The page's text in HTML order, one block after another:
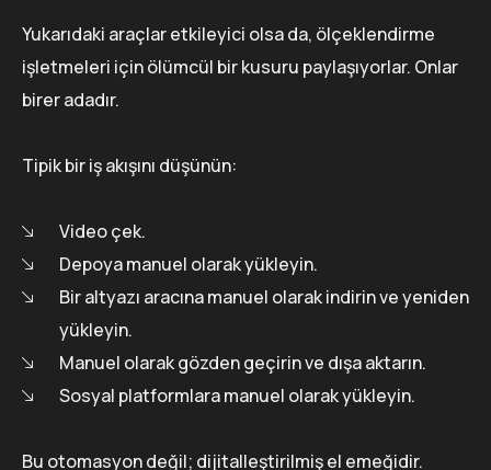
Yukarıdaki araçlar etkileyici olsa da, ölçeklendirme
işletmeleri için ölümcül bir kusuru paylaşıyorlar. Onlar
birer adadır.
Tipik bir iş akışını düşünün:
Video çek.
Depoya manuel olarak yükleyin.
Bir altyazı aracına manuel olarak indirin ve yeniden
yükleyin.
Manuel olarak gözden geçirin ve dışa aktarın.
Sosyal platformlara manuel olarak yükleyin.
Bu otomasyon değil; dijitalleştirilmiş el emeğidir.